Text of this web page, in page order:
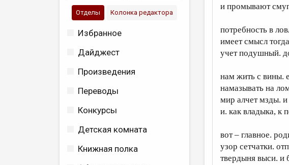
Отделы Колонка редактора
Избранное
Дайджест
Произведения
Переводы
Конкурсы
Детская комната
Книжная полка
и промывают
потребность в
имеет смысл
учет подушный.
нам жить с вины.
намазывать на
мир алчет мзды.
и. как владыка, к
вот – главное.
узор сетчатки.
твердыня выси. и